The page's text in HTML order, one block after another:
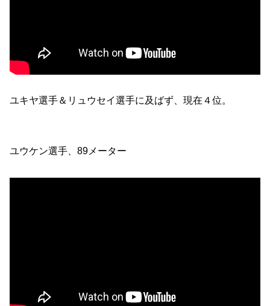
ユキヤ選手＆リュウセイ選手に及ばず、現在４位。
ユウケン選手、89メーター